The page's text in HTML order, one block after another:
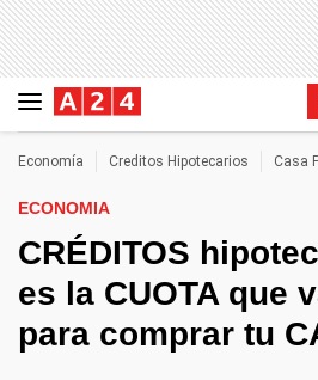
Economía Creditos Hipotecarios Casa
ECONOMIA
CRÉDITOS
es la CUOTA que
para comprar tu